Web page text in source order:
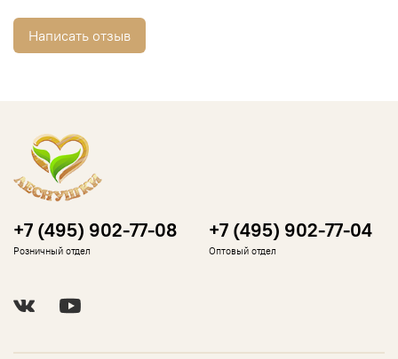
Написать отзыв
+7 (495) 902-77-08
Розничный отдел
+7 (495) 902-77-04
Оптовый отдел